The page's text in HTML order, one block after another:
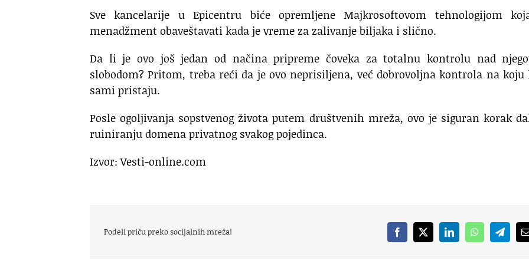
Sve kancelarije u Epicentru biće opremljene Majkrosoftovom tehnologijom
menadžment obaveštavati kada je vreme za zalivanje biljaka i slično.
Da li je ovo još jedan od načina pripreme čoveka za totalnu kontrolu nad
slobodom? Pritom, treba reći da je ovo neprisiljena, već dobrovoljna kontrola na
sami pristaju.
Posle ogoljivanja sopstvenog života putem društvenih mreža, ovo je siguran korak
ruiniranju domena privatnog svakog pojedinca.
Izvor: Vesti-online.com
Podeli priču preko socijalnih mreža! Facebook
X LinkedInWhatsApp